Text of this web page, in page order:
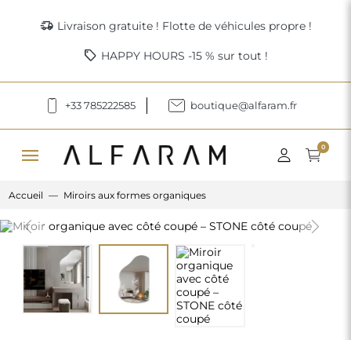
delivery_truck_speed Livraison gratuite ! Flotte de véhicules propre !
sell HAPPY HOURS -15 % sur tout !
+33 785222585 boutique@alfaram.fr
menu 0
Accueil Miroirs aux formes organiques
Previous Next